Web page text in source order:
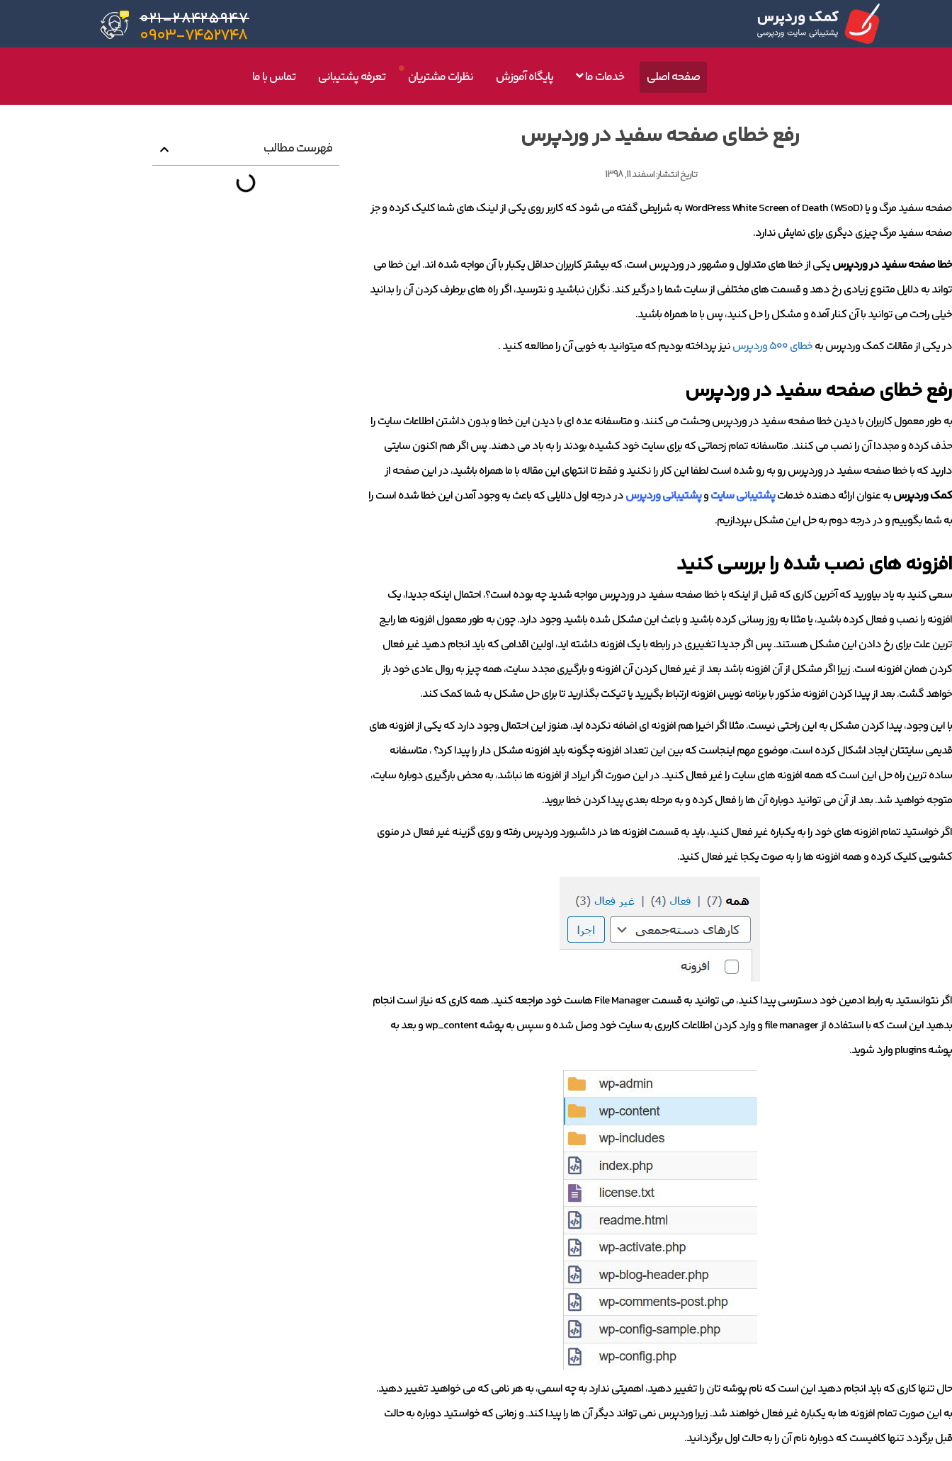
۰۲۱-۲۸۴۲۵۹۴۷
۰۹۰۳-۷۴۵۲۷۴۸
صفحه اصلی خدمات ما پایگاه آموزش نظرات مشتریان تعرفه پشتیبانی تماس با ما
رفع خطای صفحه سفید در وردپرس
تاریخ انتشار:اسفند 11, 1398
صفحه سفید مرگ و یا WordPress White Screen of Death (WSoD) به شرایطی گفته می شود که کاربر روی یکی از لینک های شما کلیک کرده و جز
صفحه سفید مرگ چیزی دیگری برای نمایش ندارد.
خطا صفحه سفید در وردپرسیکی از خطا های متداول و مشهور در وردپرس است، که بیشتر کاربران حداقل یکبار با آن مواجه شده اند. این خطا می
تواند به دلایل متنوع زیادی رخ دهد و قسمت های مختلفی از سایت شما را درگیر کند. نگران نباشید و نترسید، اگر راه های برطرف کردن آن را بدانید
خیلی راحت می توانید با آن کنار آمده و مشکل را حل کنید، پس با ما همراه باشید.
در یکی از مقالات کمک وردپرس بهخطای ۵۰۰ وردپرس نیز پرداخته بودیم که میتوانید به خوبی آن را مطالعه کنید .
رفع خطای صفحه سفید در وردپرس
به طور معمول کاربران با دیدن خطا صفحه سفید در وردپرس وحشت می کنند، و متاسفانه عده ای با دیدن این خطا و بدون داشتن اطلاعات سایت را
حذف کرده و مجددا آن را نصب می کنند. متاسفانه تمام زحماتی که برای سایت خود کشیده بودند را به باد می دهند. پس اگر هم اکنون سایتی
دارید که با خطا صفحه سفید در وردپرس رو به رو شده است لطفا این کار را نکنید و فقط تا انتهای این مقاله با ما همراه باشید، در این صفحه از
کمک وردپرسبه عنوان ارائه دهنده خدماتپشتیبانی سایتوپشتیبانی وردپرسدر درجه اول دلایلی که باعث به وجود آمدن این خطا شده است را
به شما بگوییم و در درجه دوم به حل این مشکل بپردازیم.
افزونه های نصب شده را بررسی کنید
سعی کنید به یاد بیاورید که آخرین کاری که قبل از اینکه با خطا صفحه سفید در وردپرس مواجه شدید چه بوده است؟، احتمال اینکه جدیدا، یک
افزونه را نصب و فعال کرده باشید، یا مثلا به روز رسانی کرده باشید و باعث این مشکل شده باشید وجود دارد. چون به طور معمول افزونه ها رایج
ترین علت برای رخ دادن این مشکل هستند. پس اگر جدیدا تغییری در رابطه با یک افزونه داشته اید، اولین اقدامی که باید انجام دهید غیر فعال
کردن همان افزونه است. زیرا اگر مشکل از آن افزونه باشد بعد از غیر فعال کردن آن افزونه و بارگیری مجدد سایت، همه چیز به روال عادی خود باز
خواهد گشت. بعد از پیدا کردن افزونه مذکور با برنامه نویس افزونه ارتباط بگیرید یا تیکت بگذارید تا برای حل مشکل به شما کمک کند.
با این وجود، پیدا کردن مشکل به این راحتی نیست. مثلا اگر اخیرا هم افزونه ای اضافه نکرده اید، هنوز این احتمال وجود دارد که یکی از افزونه های
قدیمی سایتتان ایجاد اشکال کرده است، موضوع مهم اینجاست که بین این تعداد افزونه چگونه باید افزونه مشکل دار را پیدا کرد؟ ، متاسفانه
ساده ترین راه حل این است که همه افزونه های سایت را غیر فعال کنید. در این صورت اگر ایراد از افزونه ها نباشد، به محض بارگیری دوباره سایت،
متوجه خواهید شد. بعد از آن می توانید دوباره آن ها را فعال کرده و به مرحله بعدی پیدا کردن خطا بروید.
اگر خواستید تمام افزونه های خود را به یکباره غیر فعال کنید، باید به قسمت افزونه ها در داشبورد وردپرس رفته و روی گزینه غیر فعال در منوی
کشویی کلیک کرده و همه افزونه ها را به صوت یکجا غیر فعال کنید.
اگر نتوانستید به رابط ادمین خود دسترسی پیدا کنید، می توانید به قسمت File Manager هاست خود مراجعه کنید. همه کاری که نیاز است انجام
بدهید این است که با استفاده از file manager و وارد کردن اطلاعات کاربری به سایت خود وصل شده و سپس به پوشه wp_content و بعد به
پوشه plugins وارد شوید.
حال تنها کاری که باید انجام دهید این است که نام پوشه تان را تغییر دهید، اهمیتی ندارد به چه اسمی، به هر نامی که می خواهید تغییر دهید.
به این صورت تمام افزونه ها به یکباره غیر فعال خواهند شد. زیرا وردپرس نمی تواند دیگر آن ها را پیدا کند. و زمانی که خواستید دوباره به حالت
قبل برگردد تنها کافیست که دوباره نام آن را به حالت اول برگردانید.
فهرست مطالب